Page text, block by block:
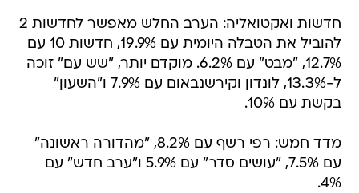
חדשות ואקטואליה: הערב החלש מאפשר לחדשות 2
להוביל את הטבלה היומית עם 19.9%, חדשות 10 עם
12.7%, "מבט" עם 6.2%. מוקדם יותר, "שש עם" זוכה
ל-13.3%, לונדון וקירשנבאום עם 7.9% ו"השעון"
בקשת עם 10%.
מדד חמש: רפי רשף עם 8.2%, "מהדורה ראשונה"
עם 7.5%, "עושים סדר" עם 5.9% ו"ערב חדש" עם
4%.